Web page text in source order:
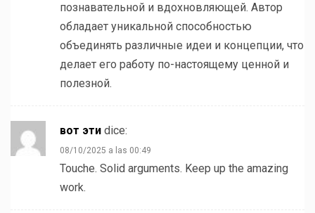
познавательной и вдохновляющей. Автор
обладает уникальной способностью
объединять различные идеи и концепции, что
делает его работу по-настоящему ценной и
полезной.
вот эти dice:
08/10/2025 a las 00:49
Touche. Solid arguments. Keep up the amazing
work.